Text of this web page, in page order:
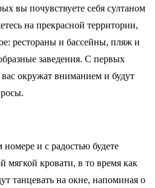
вы почувствуете себя султаном
на прекрасной территории,
рестораны и бассейны, пляж и
заведения. С первых
окружат вниманием и будут
и с радостью будете
мягкой кровати, в то время как
танцевать на окне, напоминая о